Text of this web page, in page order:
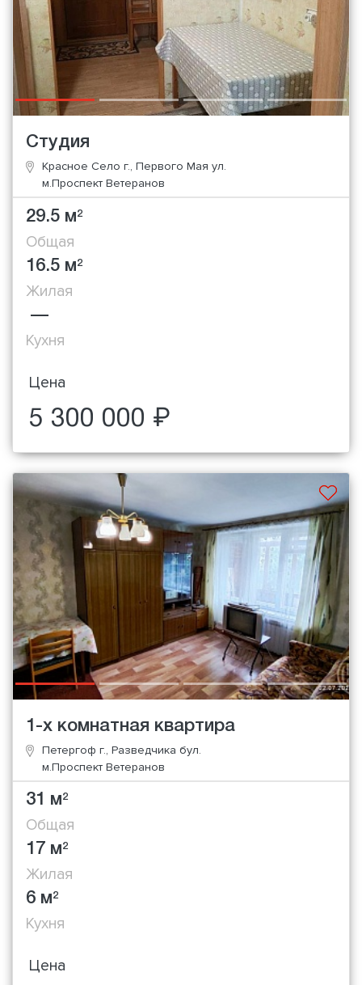
Студия
Красное Село г., Первого Мая ул.
м.Проспект Ветеранов
29.5 м2
Общая
16.5 м2
Жилая
—
Кухня
Цена
5 300 000 ₽
1-х комнатная квартира
Петергоф г., Разведчика бул.
м.Проспект Ветеранов
31 м2
Общая
17 м2
Жилая
6 м2
Кухня
Цена